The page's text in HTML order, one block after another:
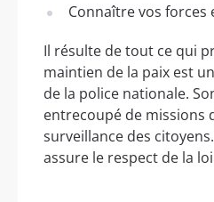
Connaître vos forces
Il résulte de tout ce qui
maintien de la paix est
de la police nationale.
entrecoupé de missions
surveillance des
assure le respect de la